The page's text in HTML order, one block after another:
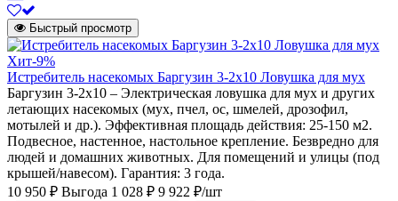
Быстрый просмотр
Хит-9%
Истребитель насекомых Баргузин 3-2x10 Ловушка для мух
Баргузин 3-2x10 – Электрическая ловушка для мух и других
летающих насекомых (мух, пчел, ос, шмелей, дрозофил,
мотылей и др.). Эффективная площадь действия: 25-150 м2.
Подвесное, настенное, настольное крепление. Безвредно для
людей и домашних животных. Для помещений и улицы (под
крышей/навесом). Гарантия: 3 года.
10 950 ₽ Выгода 1 028 ₽ 9 922 ₽/шт